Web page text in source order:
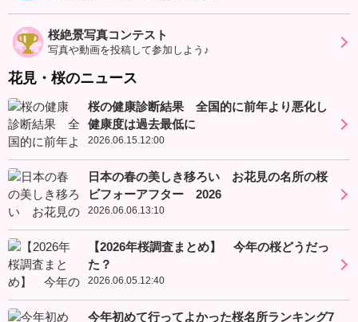
桜絶景写真コンテスト
写真や動画を投稿して参加しよう♪
花見・桜のニュース
桜の健康診断結果 全国的に前年より悪化し
健康度は過去最低に
2026.06.15.12:00
日本の春の美しき移ろい お花見の名所の桜
ビフォーアフター 2026
2026.06.06.13:10
【2026年桜調査まとめ】 今年の桜どうだっ
た？
2026.06.05.12:40
今年初めて行ってよかった桜名所ランキング7